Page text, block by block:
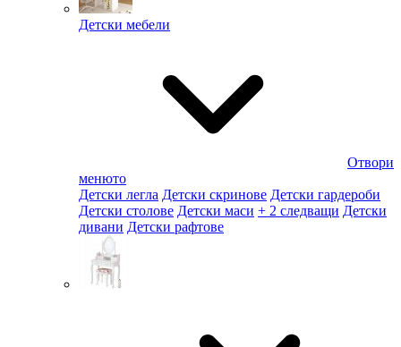
Детски мебели
Отвори
менюто
Детски легла Детски скринове Детски гардероби
Детски столове Детски маси + 2 следващи Детски
дивани Детски рафтове